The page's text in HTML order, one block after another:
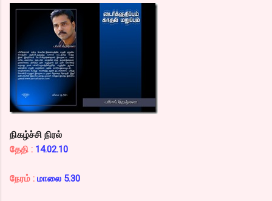
நிகழ்ச்சி நிரல்
தேதி : 14.02.10
நேரம் : மாலை 5.30